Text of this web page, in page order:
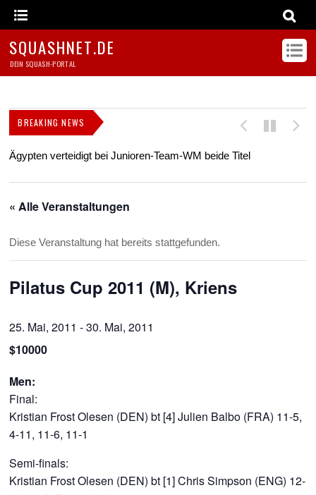
SQUASHNET.DE
DEIN SQUASH-PORTAL
BREAKING NEWS
Ägypten verteidigt bei Junioren-Team-WM beide Titel
« Alle Veranstaltungen
Diese Veranstaltung hat bereits stattgefunden.
Pilatus Cup 2011 (M), Kriens
25. Mai, 2011 -30. Mai, 2011
$10000
Men:
Final:
Kristian Frost Olesen (DEN) bt [4] Julien Balbo (FRA) 11-5,
4-11, 11-6, 11-1
Semi-finals:
Kristian Frost Olesen (DEN) bt [1] Chris Simpson (ENG) 12-